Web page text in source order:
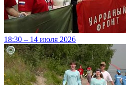
18:30 – 14 июля 2026